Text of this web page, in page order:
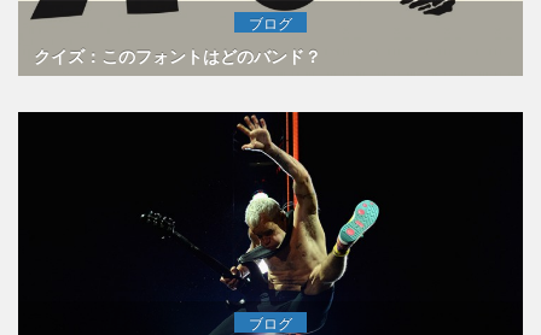
ブログ
クイズ：このフォントはどのバンド？
ブログ